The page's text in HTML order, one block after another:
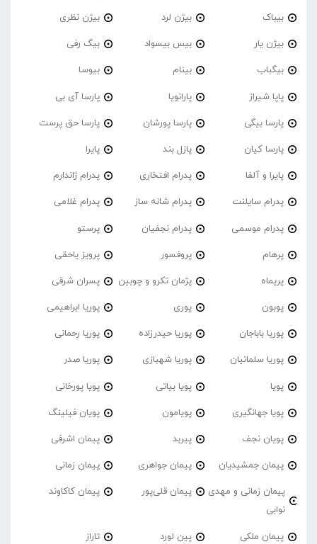
بیباک بیژن لرد بیژن نظری
بیژن یار بیس بیسواد بیگ رفی
بیگباب بینام بیوسا
پاپا شیراز پارانویا پارسا آی بی
پارسا بیگی پارسا پورشان پارسا حق پرست
پارسا کیان پازل بند پایرا
پایرا و آلفا پدرام افتخاری پدرام ژاندارم
پدرام‌ سایلنت پدرام شانه ساز پدرام غلامی
پدرام موسمی پدرام نجفیان پرستو
پرهام پروفسور پرویز یاحقی
پریماه پژمان تکرو و چوبین پسران شرقی
پوبون پوری پوریا ابراهیمی
پوریا باباجان پوریا حیدرزاده پوریا رحمانی
پوریا سلمانیان پوریا شهبازی پوریا صدر
پویا پویا بیاتی پویا پورخانی
پویا جهانگیری پویامون پویان فیلینگ
پویان نجف پیربد پیمان اشرفی
پیمان جمشیدیان پیمان جواهری پیمان زمانی
پیمان زمانی و مهدی
نوابی
پیمان قلی‌پور پیمان کاکاوند
پیمان ملکی پین لورد تاراز